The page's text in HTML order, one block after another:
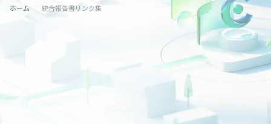
ホーム 統合報告書リンク集
建設業
運輸･情報通信業
商業